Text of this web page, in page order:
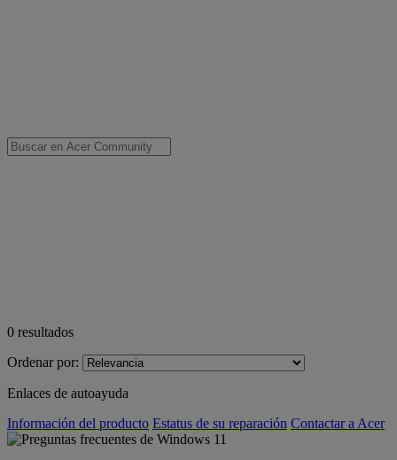
0 resultados
Ordenar por:
Enlaces de autoayuda
Información del producto Estatus de su reparación Contactar a Acer